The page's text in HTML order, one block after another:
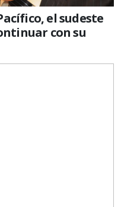
el sudeste
con su